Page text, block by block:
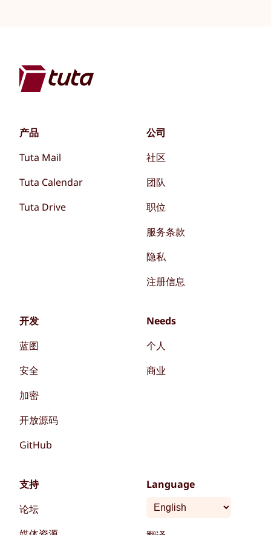
产品
Tuta Mail
Tuta Calendar
Tuta Drive
公司
社区
团队
职位
服务条款
隐私
注册信息
开发
蓝图
安全
加密
开放源码
GitHub
Needs
个人
商业
支持
论坛
Language